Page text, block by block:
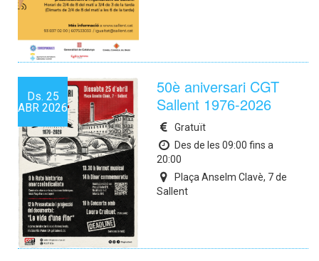
Ds. 25
ABR 2026
50è aniversari CGT
Sallent 1976-2026
Gratuït
Des de les 09:00 fins a
20:00
Plaça Anselm Clavè, 7 de
Sallent